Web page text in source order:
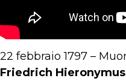
22 febbraio 1797 –
Friedrich